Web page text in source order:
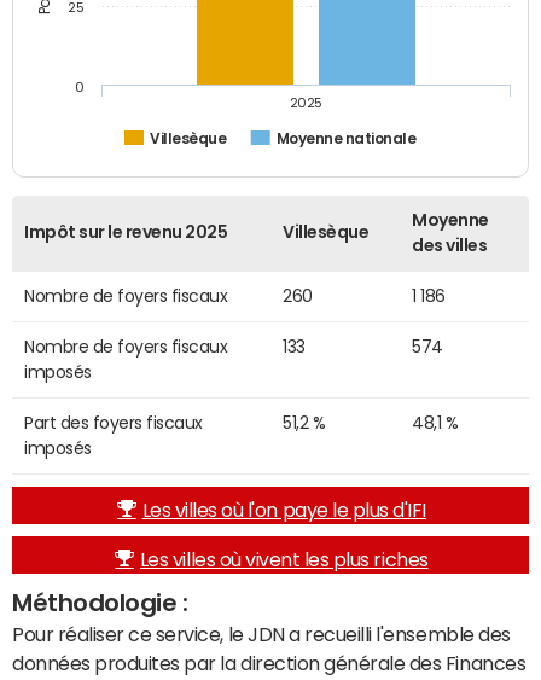
Villesèque Moyenne nationale
2025
0
25
Impôt sur le revenu 2025 Villesèque
Moyenne
des villes
Nombre de foyers fiscaux 260 1 186
Nombre de foyers fiscaux
imposés
133 574
Part des foyers fiscaux
imposés
51,2 % 48,1 %
Les villes où l'on paye le plus d'IFI
Les villes où vivent les plus riches
Méthodologie :
Pour réaliser ce service, le JDN a recueilli l'ensemble des
données produites par la direction générale des Finances